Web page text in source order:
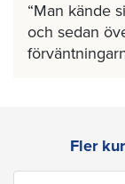
Man kände
och sedan
Fler